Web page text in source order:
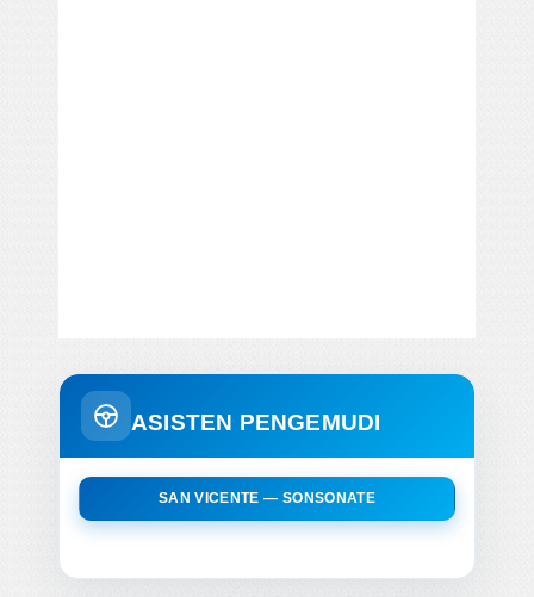
ASISTEN PENGEMUDI
SAN VICENTE — SONSONATE